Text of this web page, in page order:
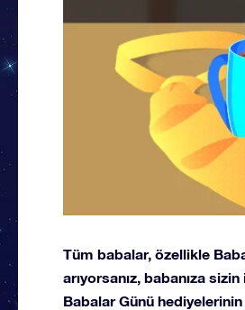
Tüm babalar, özellikle
arıyorsanız, babanıza
Babalar Günü